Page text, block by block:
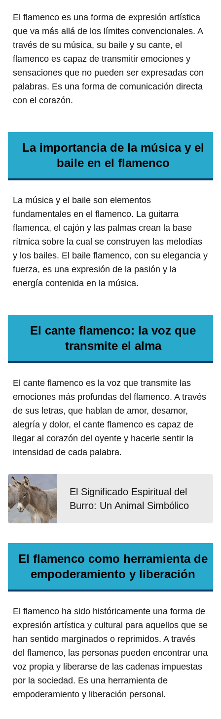
El flamenco es una forma de expresión artística
que va más allá de los límites convencionales. A
través de su música, su baile y su cante, el
flamenco es capaz de transmitir emociones y
sensaciones que no pueden ser expresadas con
palabras. Es una forma de comunicación directa
con el corazón.
La importancia de la música y el
baile en el flamenco
La música y el baile son elementos
fundamentales en el flamenco. La guitarra
flamenca, el cajón y las palmas crean la base
rítmica sobre la cual se construyen las melodías
y los bailes. El baile flamenco, con su elegancia y
fuerza, es una expresión de la pasión y la
energía contenida en la música.
El cante flamenco: la voz que
transmite el alma
El cante flamenco es la voz que transmite las
emociones más profundas del flamenco. A través
de sus letras, que hablan de amor, desamor,
alegría y dolor, el cante flamenco es capaz de
llegar al corazón del oyente y hacerle sentir la
intensidad de cada palabra.
El Significado Espiritual del
Burro: Un Animal Simbólico
El flamenco como herramienta de
empoderamiento y liberación
El flamenco ha sido históricamente una forma de
expresión artística y cultural para aquellos que se
han sentido marginados o reprimidos. A través
del flamenco, las personas pueden encontrar una
voz propia y liberarse de las cadenas impuestas
por la sociedad. Es una herramienta de
empoderamiento y liberación personal.